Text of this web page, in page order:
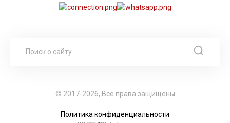
© 2017-2026, Все права защищены
Политика конфиденциальности